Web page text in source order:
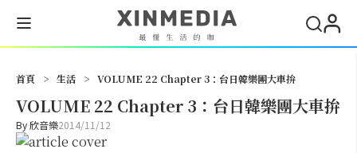
首頁 > 生活 > VOLUME 22 Chapter 3：台日韓樂團大車拚
VOLUME 22 Chapter 3：台日韓樂團大車拚
By欣音樂2014/11/12